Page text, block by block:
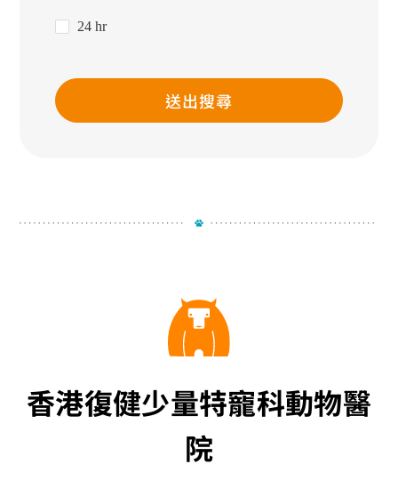
24 hr
送出搜尋
香港復健少量特寵科動物醫
院